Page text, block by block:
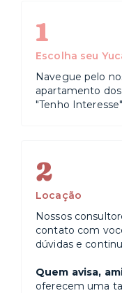
1
Escolha seu
Navegue pelo
apartamento
"Tenho
2
Locação
Nossos
contato com
dúvidas e
Quem avisa,
oferecem uma